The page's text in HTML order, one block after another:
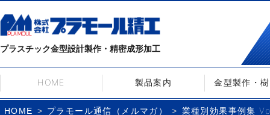
プラスチック金型設計製作・精密成形加工
HOME 製品案内 金型製作・
HOME プラモール通信（メルマガ） 業種別効果事例集